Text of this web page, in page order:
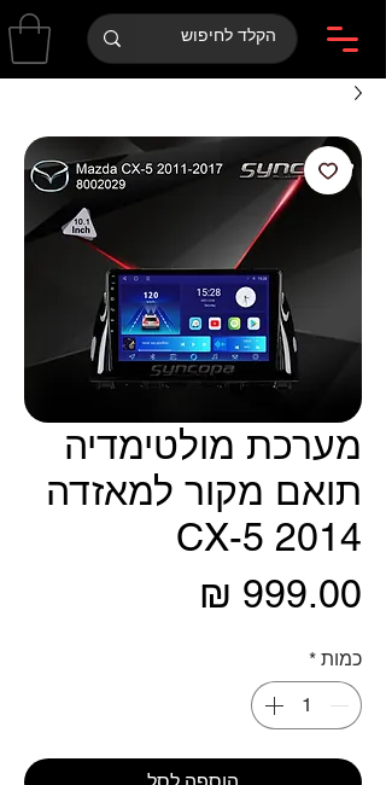
מערכת מולטימדיה
תואם מקור למאזדה
CX-5 2014
כמות *